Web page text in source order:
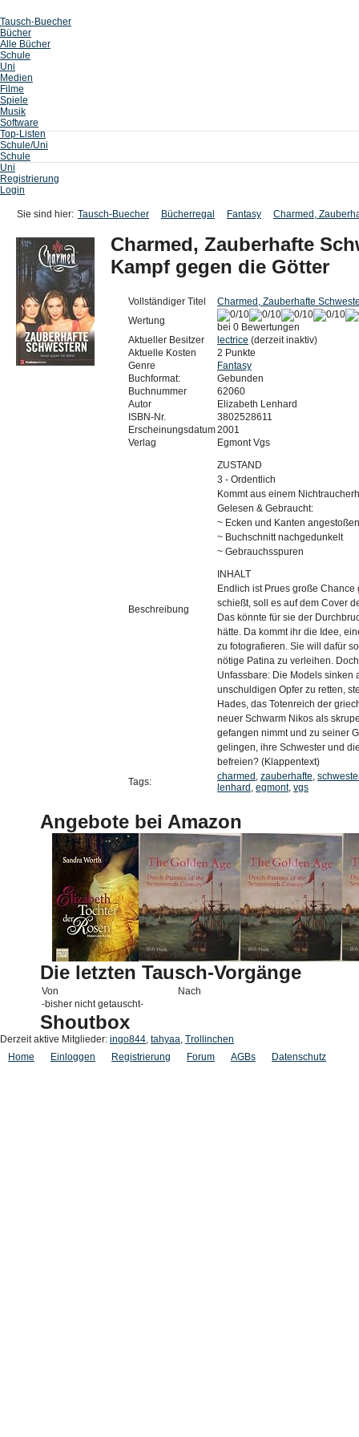
Tausch-Buecher
Bücher
Alle Bücher
Schule
Uni
Medien
Filme
Spiele
Musik
Software
Top-Listen
Schule/Uni
Schule
Uni
Registrierung
Login
Sie sind hier: Tausch-Buecher Bücherregal Fantasy Charmed,
Charmed, Zauberhafte
Kampf gegen die Götter
Vollständiger Titel
Charmed, Zauberhafte
Wertung
bei 0 Bewertungen
Aktueller Besitzer
lectrice (derzeit inaktiv)
Aktuelle Kosten
2 Punkte
Genre
Fantasy
Buchformat:
Gebunden
Buchnummer
62060
Autor
Elizabeth Lenhard
ISBN-Nr.
3802528611
Erscheinungsdatum2001
Verlag
Egmont Vgs
Beschreibung
ZUSTAND
3 - Ordentlich
Kommt aus einem
Gelesen & Gebraucht:
~ Ecken und Kanten angestoßen
~ Buchschnitt nachgedunkelt
~ Gebrauchsspuren
INHALT
Endlich ist Prues große
schießt, soll es auf dem Cover
Das könnte für sie der
hätte. Da kommt ihr die Idee,
zu fotografieren. Sie will dafür
nötige Patina zu verleihen.
Unfassbare: Die Models sinken
unschuldigen Opfer zu retten,
Hades, das Totenreich der
neuer Schwarm Nikos als
gefangen nimmt und zu seiner
gelingen, ihre Schwester und
befreien? (Klappentext)
Tags:
charmed , zauberhafte,
lenhard , egmont, vgs
Angebote bei Amazon
Die letzten Tausch-Vorgänge
Von
Nach
-bisher nicht getauscht-
Shoutbox
Derzeit aktive Mitglieder: ingo844, tahyaa, Trollinchen
Home
Einloggen Registrierung Forum AGBs Datenschutz